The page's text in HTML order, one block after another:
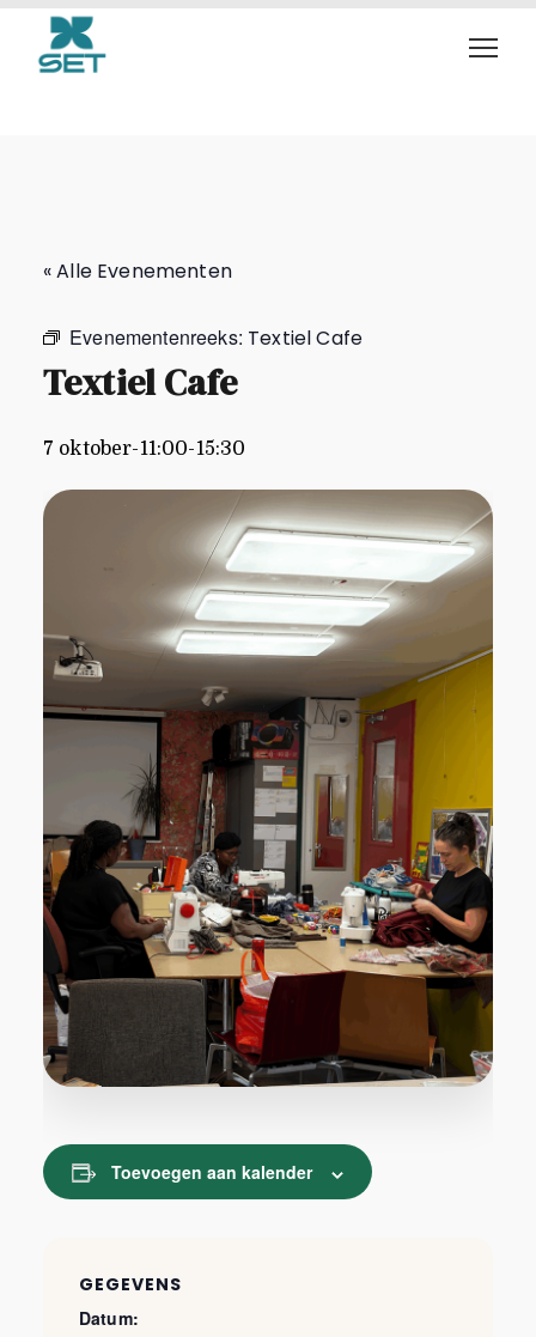
Textiel Cafe
« Alle Evenementen
Evenementenreeks: Textiel Cafe
Textiel Cafe
7 oktober-11:00-15:30
Toevoegen aan kalender
GEGEVENS
Datum: